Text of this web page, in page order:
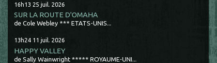
16h13 25 juil. 2026
SUR LA ROUTE D'OMAHA
de Cole Webley *** ETATS-UNIS...
13h24 11 juil. 2026
HAPPY VALLEY
de Sally Wainwright ***** ROYAUME-UNI...